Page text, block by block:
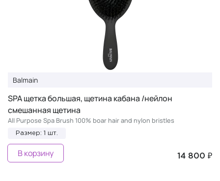
Balmain
SPA щетка большая, щетина кабана /нейлон
смешанная щетина
All Purpose Spa Brush 100% boar hair and nylon bristles
Размер: 1 шт.
14 800 ₽
В корзину